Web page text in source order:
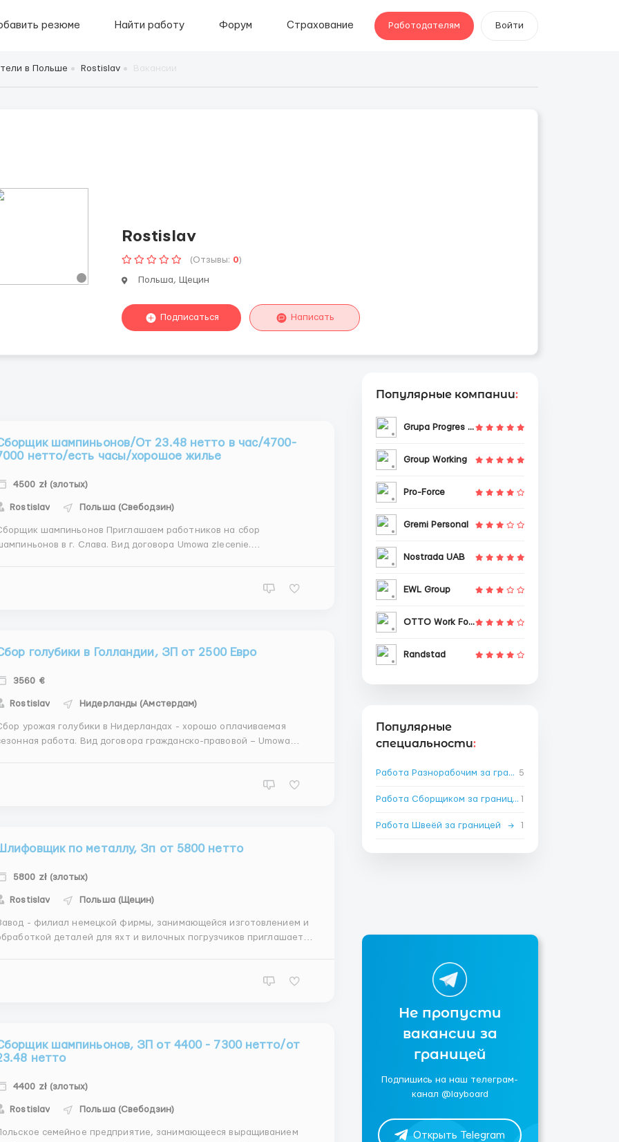
резюме Найти работу Форум Страхование Работодателям Войти
в Польше Rostislav
Rostislav
(Отзывы: 0)
Польша, Щецин
Подписаться Написать
шампиньонов/От 23.48 нетто в час/4700-
нетто/есть часы/хорошое жилье
4500 zł (злотых)
Rostislav Польша (Свебодзин)
шампиньонов Приглашаем работников на сбор
в г. Слава. Вид договора Umowa zlecenie.
голубики в Голландии, ЗП от 2500 Евро
3560 €
Rostislav Нидерланды (Амстердам)
урожая голубики в Нидерландах - хорошо оплачиваемая
работа. Вид договора гражданско-правовой – Umowa
по металлу, Зп от 5800 нетто
5800 zł (злотых)
Rostislav Польша (Щецин)
- филиал немецкой фирмы, занимающейся изготовлением и
деталей для яхт и вилочных погрузчиков приглашает
шампиньонов, ЗП от 4400 - 7300 нетто/от
нетто
4400 zł (злотых)
Rostislav Польша (Свебодзин)
семейное предприятие, занимающееся выращиванием
Популярные компании:
Grupa Progres Sp. z o.o.
Group Working
Pro-Force
Gremi Personal
Nostrada UAB
EWL Group
OTTO Work Force
Randstad
Популярные
специальности:
Работа Разнорабочим за границей 5
Работа Сборщиком за границей 1
Работа Швеёй за границей → 1
Не пропусти
вакансии за
границей
Подпишись на наш телеграм-
канал @layboard
Открыть Telegram